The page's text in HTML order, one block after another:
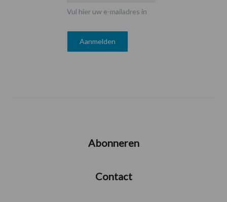
Vul hier uw e-mailadres in
Abonneren
Contact